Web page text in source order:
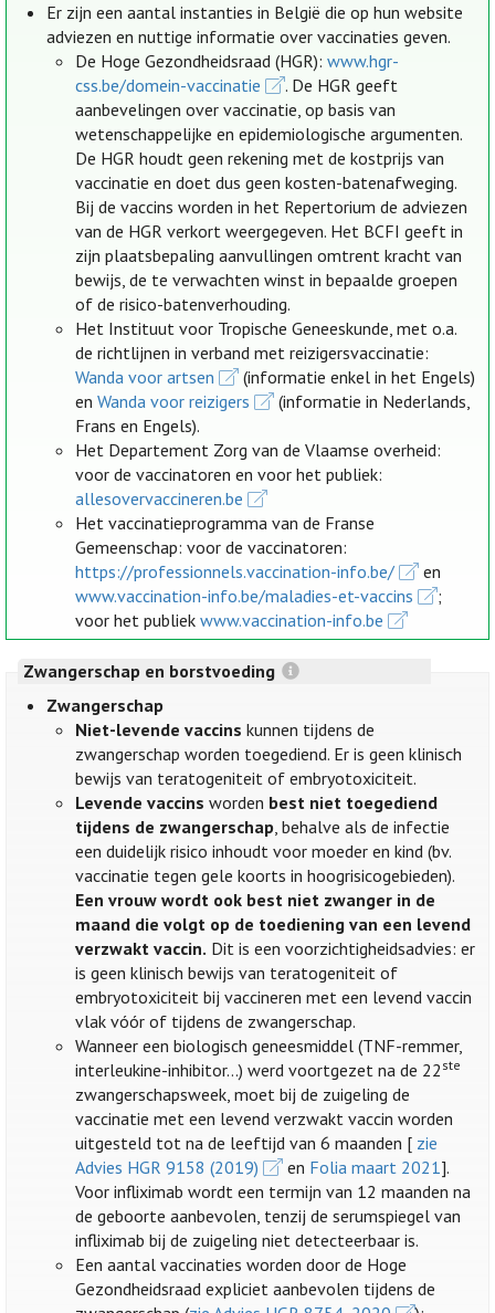
Er zijn een aantal instanties in België die op hun website
adviezen en nuttige informatie over vaccinaties geven.
De Hoge Gezondheidsraad (HGR):www.hgr-
css.be/domein-vaccinatie
. De HGR geeft
aanbevelingen over vaccinatie, op basis van
wetenschappelijke en epidemiologische argumenten.
De HGR houdt geen rekening met de kostprijs van
vaccinatie en doet dus geen kosten-batenafweging.
Bij de vaccins worden in het Repertorium de adviezen
van de HGR verkort weergegeven. Het BCFI geeft in
zijn plaatsbepaling aanvullingen omtrent kracht van
bewijs, de te verwachten winst in bepaalde groepen
of de risico-batenverhouding.
Het Instituut voor Tropische Geneeskunde, met o.a.
de richtlijnen in verband met reizigersvaccinatie:
Wanda voor artsen
(informatie enkel in het Engels)
enWanda voor reizigers
(informatie in Nederlands,
Frans en Engels).
Het Departement Zorg van de Vlaamse overheid:
voor de vaccinatoren en voor het publiek:
allesovervaccineren.be
Het vaccinatieprogramma van de Franse
Gemeenschap: voor de vaccinatoren:
https://professionnels.vaccination-info.be/
en
www.vaccination-info.be/maladies-et-vaccins
;
voor het publiekwww.vaccination-info.be
Zwangerschap en borstvoeding
Zwangerschap
Niet-levende vaccins kunnen tijdens de
zwangerschap worden toegediend. Er is geen klinisch
bewijs van teratogeniteit of embryotoxiciteit.
Levende vaccins worden best niet toegediend
tijdens de zwangerschap, behalve als de infectie
een duidelijk risico inhoudt voor moeder en kind (bv.
vaccinatie tegen gele koorts in hoogrisicogebieden).
Een vrouw wordt ook best niet zwanger in de
maand die volgt op de toediening van een levend
verzwakt vaccin. Dit is een voorzichtigheidsadvies: er
is geen klinisch bewijs van teratogeniteit of
embryotoxiciteit bij vaccineren met een levend vaccin
vlak vóór of tijdens de zwangerschap.
Wanneer een biologisch geneesmiddel (TNF-remmer,
interleukine-inhibitor…) werd voortgezet na de 22 ste
zwangerschapsweek, moet bij de zuigeling de
vaccinatie met een levend verzwakt vaccin worden
uitgesteld tot na de leeftijd van 6 maanden [ zie
Advies HGR 9158 (2019)
en Folia maart 2021].
Voor infliximab wordt een termijn van 12 maanden na
de geboorte aanbevolen, tenzij de serumspiegel van
infliximab bij de zuigeling niet detecteerbaar is.
Een aantal vaccinaties worden door de Hoge
Gezondheidsraad expliciet aanbevolen tijdens de